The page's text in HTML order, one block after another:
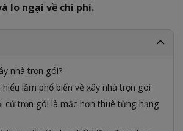
lo ngại về chi phí.
nhà trọn gói?
hiểu lầm phổ biến về xây nhà trọn gói
cứ trọn gói là mắc hơn thuê từng hạng